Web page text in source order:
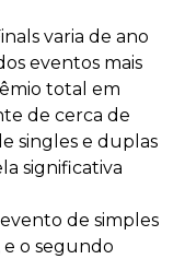
varia de ano
eventos mais
total em
de cerca de
singles e duplas
significativa
de simples
e o segundo